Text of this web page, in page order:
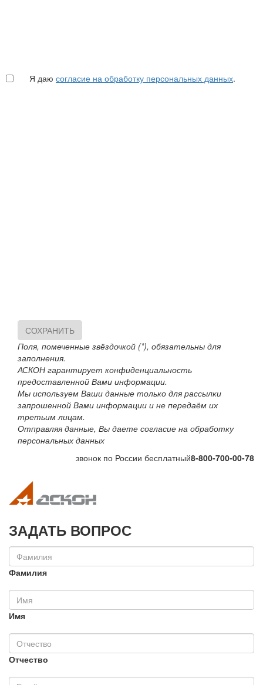
Я даю согласие на обработку персональных данных.
СОХРАНИТЬ
Поля, помеченные звёздочкой (*), обязательны для
заполнения.
АСКОН гарантирует конфиденциальность
предоставленной Вами информации.
Мы используем Ваши данные только для рассылки
запрошенной Вами информации и не передаём их
третьим лицам.
Отправляя данные, Вы даете согласие на обработку
персональных данных
звонок по России бесплатный8-800-700-00-78
ЗАДАТЬ ВОПРОС
Фамилия
Имя
Отчество